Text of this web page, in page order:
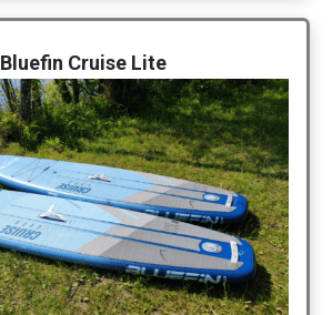
Bluefin Cruise Lite